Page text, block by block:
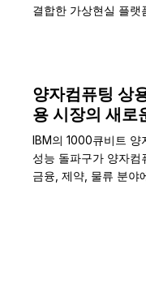
결합한 가상현실 플
양자컴퓨팅 상
용 시장의 새로
IBM의 1000큐비트 양
성능 돌파구가 양자컴
금융, 제약, 물류 분야